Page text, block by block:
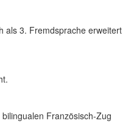
als 3. Fremdsprache erweitert
Französisch-Zug